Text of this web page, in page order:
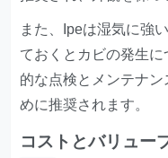
また、Ipeは湿気に強
ておくとカビの発生
的な点検とメンテナ
めに推奨されます。
コストとバリュー